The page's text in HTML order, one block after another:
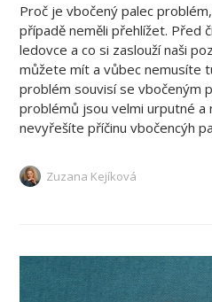
Proč je vbočený palec
případě neměli přehlížet. Před
ledovce a co si zaslouží naši
můžete mít a vůbec nemusíte
problém souvisí se vbočeným
problémů jsou velmi urputné a
nevyřešíte příčinu vbočencýh
Zuzana Kejíková